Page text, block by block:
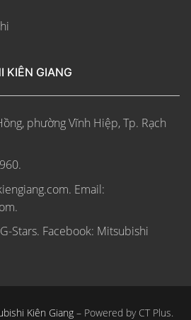
KIÊN GIANG
phường Vĩnh Hiệp, Tp. Rạch
Email:
Stars. Facebook: Mitsubishi
Kiên Giang – Powered by CT Plus.